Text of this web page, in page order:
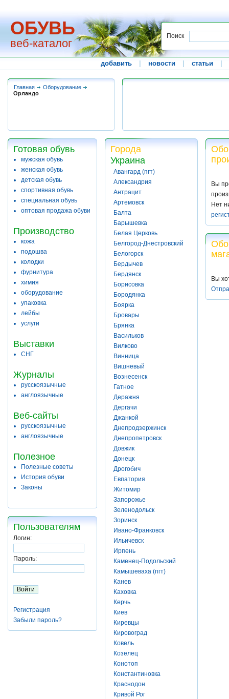
ОБУВЬ
веб-каталог
Поиск
добавить новости статьи
Главная
Оборудование
Орландо
Готовая обувь
мужская обувь
женская обувь
детская обувь
спортивная обувь
специальная обувь
оптовая продажа обуви
Производство
кожа
подошва
колодки
фурнитура
химия
оборудование
упаковка
лейбы
услуги
Выставки
СНГ
Журналы
русскоязычные
англоязычные
Веб-сайты
русскоязычные
англоязычные
Полезное
Полезные советы
История обуви
Законы
Пользователям
Логин:
Пароль:
Регистрация
Забыли пароль?
Города
Украина
Авангард (пгт)
Александрия
Антрацит
Артемовск
Балта
Барышевка
Белая Церковь
Белгород-Днестровский
Белогорск
Бердычев
Бердянск
Борисовка
Бородянка
Боярка
Бровары
Брянка
Васильков
Вилково
Винница
Вишневый
Вознесенск
Гатное
Деражня
Дергачи
Джанкой
Днепродзержинск
Днепропетровск
Довжик
Донецк
Дрогобич
Евпатория
Житомир
Запорожье
Зеленодольск
Зоринск
Ивано-Франковск
Ильичевск
Ирпень
Каменец-Подольский
Камышеваха (пгт)
Канев
Каховка
Керчь
Киев
Киревцы
Кировоград
Ковель
Козелец
Конотоп
Константиновка
Краснодон
Кривой Рог
Вы
Нет
Вы